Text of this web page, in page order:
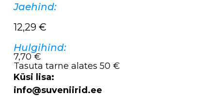
Jaehind:
12,29 €
Hulgihind:
7,70 €
Tasuta tarne alates 50 €
Küsi lisa:
info@suveniirid.ee